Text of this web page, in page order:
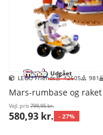
Udgået
LEGO Friends 42605 981
Mars-rumbase og raket
Vejl. pris799,95 kr.
580,93 kr. - 27%